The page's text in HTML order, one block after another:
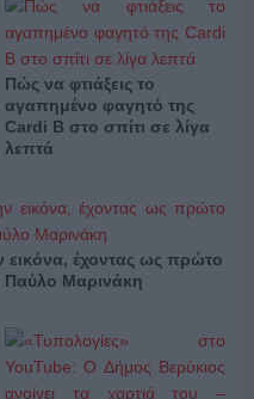
Πώς να φτιάξεις το
αγαπημένο φαγητό της
Cardi B στο σπίτι σε λίγα
λεπτά
εικόνα, έχοντας ως πρώτο
Παύλο Μαρινάκη